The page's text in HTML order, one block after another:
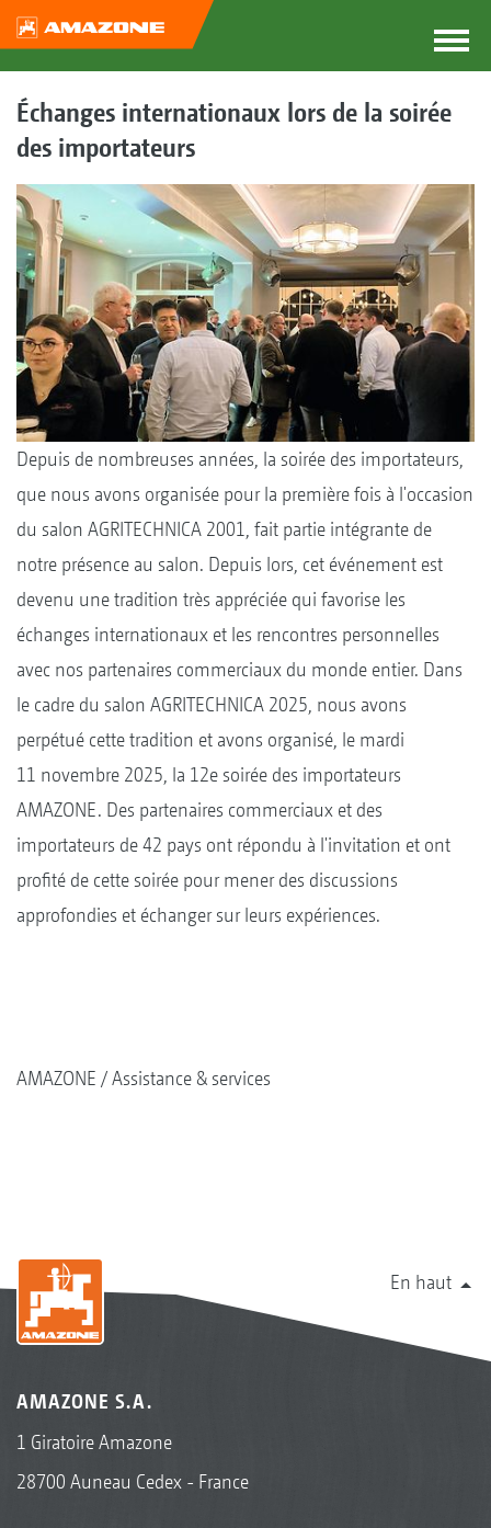
Échanges internationaux lors de la soirée
des importateurs
Depuis de nombreuses années, la soirée des importateurs,
que nous avons organisée pour la première fois à l'occasion
du salon AGRITECHNICA 2001, fait partie intégrante de
notre présence au salon. Depuis lors, cet événement est
devenu une tradition très appréciée qui favorise les
échanges internationaux et les rencontres personnelles
avec nos partenaires commerciaux du monde entier. Dans
le cadre du salon AGRITECHNICA 2025, nous avons
perpétué cette tradition et avons organisé, le mardi
11 novembre 2025, la 12e soirée des importateurs
AMAZONE. Des partenaires commerciaux et des
importateurs de 42 pays ont répondu à l'invitation et ont
profité de cette soirée pour mener des discussions
approfondies et échanger sur leurs expériences.
AMAZONE Assistance & services
En haut
AMAZONE S.A.
1 Giratoire Amazone
28700 Auneau Cedex - France